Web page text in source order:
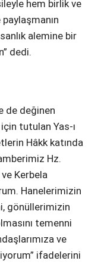
hem birlik ve
alemine bir
dedi.
de değinen
tutulan Yas-ı
Hâkk katında
Hz.
Kerbela
Hanelerimizin
gönüllerimizin
temenni
ve
ifadelerini